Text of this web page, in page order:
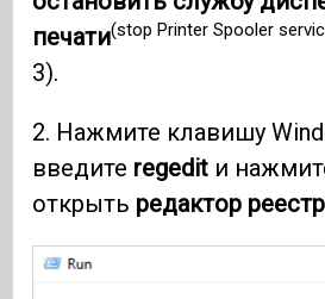
печати(stop Printer Spooler
3).
2. Нажмите клавишу
введите regedit и
открыть редактор